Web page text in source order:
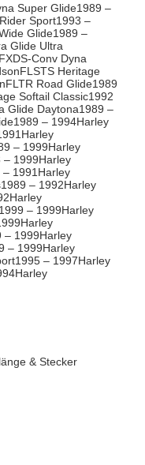
Super Glide1989 –
Sport1993 –
Glide1989 –
Glide Ultra
Conv Dyna
Heritage
Road Glide1989
Softail Classic1992
Glide Daytona1989 –
– 1994Harley
– 1999Harley
– 1999Harley
– 1991Harley
– 1992Harley
– 1999Harley
– 1999Harley
– 1999Harley
– 1997Harley
& Stecker